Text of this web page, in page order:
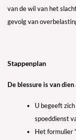
van de wil van het
gevolg van
Stappenplan
De blessure is van
U begeeft
spoeddienst
Het formulier